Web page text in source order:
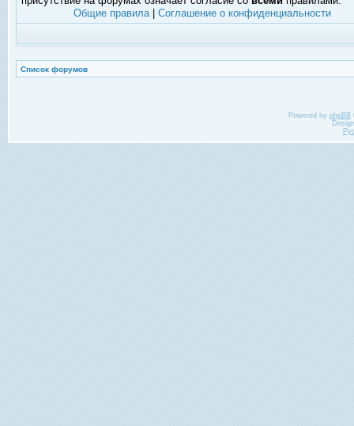
Общие правила| Соглашение о конфиденциальности
Список форумов
Powered by phpBB